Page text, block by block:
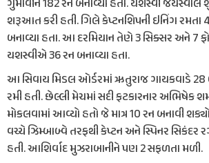
ગુમાવીને 182 રન બનાવ્યા હતા. યશસ્વી
શરૂઆત કરી હતી. ગિલે કેપ્ટનશિપની ઇનિંગ રમતા
બનાવ્યા હતા. આ દરમિયાન તેણે 3 સિક્સર અને 7
યશસ્વીએ 36 રન બનાવ્યા હતા.
આ સિવાય મિડલ ઓર્ડરમાં ઋતુરાજ ગાયકવાડે 28
રમી હતી. છેલ્લી મેચમાં સદી ફટકારનાર અભિષેક
મોકલવામાં આવ્યો હતો જે માત્ર 10 રન બનાવી
વચ્ચે ઝિમ્બાબ્વે તરફથી કેપ્ટન અને સ્પિનર સિકંદર
હતી. આશિર્વાદ મુઝરાબાનીને પણ 2 સફળતા મળી.